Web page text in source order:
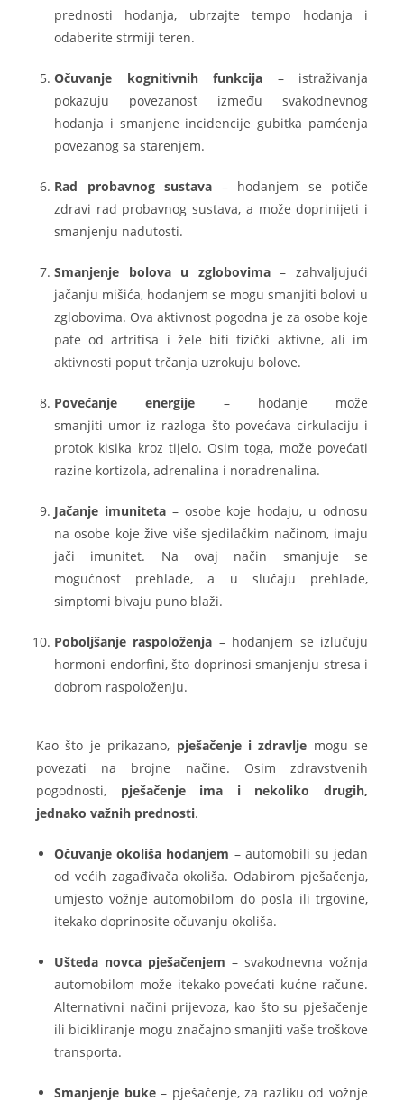
prednosti hodanja, ubrzajte tempo hodanja i
odaberite strmiji teren.
Očuvanje kognitivnih funkcija – istraživanja
pokazuju povezanost između svakodnevnog
hodanja i smanjene incidencije gubitka pamćenja
povezanog sa starenjem.
Rad probavnog sustava – hodanjem se potiče
zdravi rad probavnog sustava, a može doprinijeti i
smanjenju nadutosti.
Smanjenje bolova u zglobovima– zahvaljujući
jačanju mišića, hodanjem se mogu smanjiti bolovi u
zglobovima. Ova aktivnost pogodna je za osobe koje
pate od artritisa i žele biti fizički aktivne, ali im
aktivnosti poput trčanja uzrokuju bolove.
Povećanje energije – hodanje može
smanjiti umor iz razloga što povećava cirkulaciju i
protok kisika kroz tijelo. Osim toga, može povećati
razine kortizola, adrenalina i noradrenalina.
Jačanje imuniteta– osobe koje hodaju, u odnosu
na osobe koje žive više sjedilačkim načinom, imaju
jači imunitet. Na ovaj način smanjuje se
mogućnost prehlade, a u slučaju prehlade,
simptomi bivaju puno blaži.
Poboljšanje raspoloženja – hodanjem se izlučuju
hormoni endorfini, što doprinosi smanjenju stresa i
dobrom raspoloženju.
Kao što je prikazano, pješačenje i zdravlje mogu se
povezati na brojne načine. Osim zdravstvenih
pogodnosti, pješačenje ima i nekoliko drugih,
jednako važnih prednosti.
Očuvanje okoliša hodanjem – automobili su jedan
od većih zagađivača okoliša. Odabirom pješačenja,
umjesto vožnje automobilom do posla ili trgovine,
itekako doprinosite očuvanju okoliša.
Ušteda novca pješačenjem – svakodnevna vožnja
automobilom može itekako povećati kućne račune.
Alternativni načini prijevoza, kao što su pješačenje
ili bicikliranje mogu značajno smanjiti vaše troškove
transporta.
Smanjenje buke– pješačenje, za razliku od vožnje